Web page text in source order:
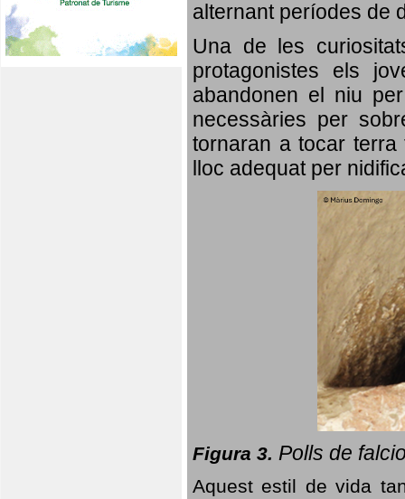
alternant períodes de
Una de les
protagonistes els
abandonen el niu
necessàries per
tornaran a tocar
lloc adequat per
Figura 3. Polls de
Aquest estil de vida